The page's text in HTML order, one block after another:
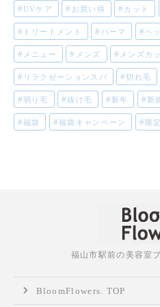
UVケア お買い得 カット
トリートメント パーマ ヘ
メニュー メンズ メンズカ
リラクゼーションスパ 切れ毛
弱り毛 抜け毛 新年 新
福袋 福袋キャンペーン 限
福山市駅前の美容室
BloomFlowers. TOP